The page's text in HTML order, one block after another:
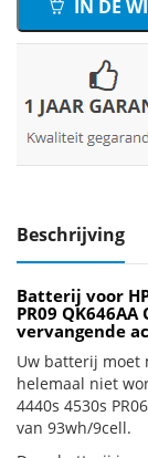
IN DE
Beschrijving
Batterij voor HP
PR09
vervangende
Uw batterij moet
helemaal niet
4440s 4530s
van 93wh/9cell.